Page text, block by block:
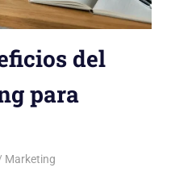
del
para
Marketing